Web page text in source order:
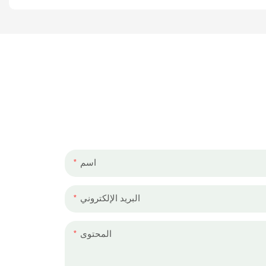
اسم
البريد الإلكتروني
المحتوى